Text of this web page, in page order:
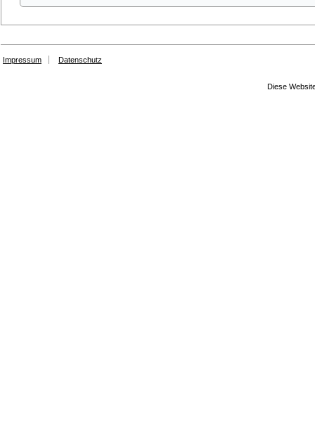
Impressum Datenschutz
Diese